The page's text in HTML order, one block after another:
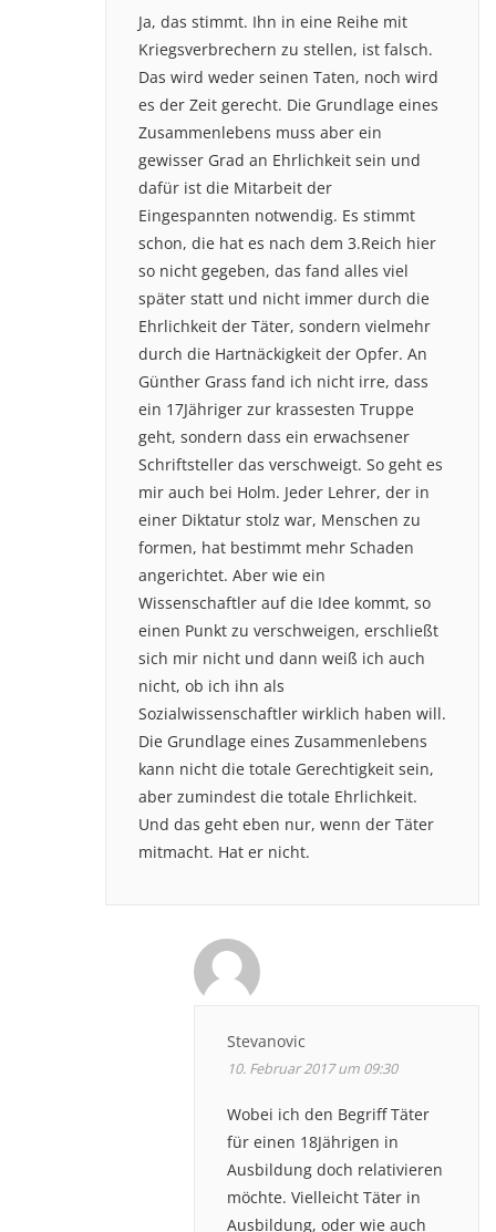
Ja, das stimmt. Ihn in eine Reihe mit
Kriegsverbrechern zu stellen, ist falsch.
Das wird weder seinen Taten, noch wird
es der Zeit gerecht. Die Grundlage eines
Zusammenlebens muss aber ein
gewisser Grad an Ehrlichkeit sein und
dafür ist die Mitarbeit der
Eingespannten notwendig. Es stimmt
schon, die hat es nach dem 3.Reich hier
so nicht gegeben, das fand alles viel
später statt und nicht immer durch die
Ehrlichkeit der Täter, sondern vielmehr
durch die Hartnäckigkeit der Opfer. An
Günther Grass fand ich nicht irre, dass
ein 17Jähriger zur krassesten Truppe
geht, sondern dass ein erwachsener
Schriftsteller das verschweigt. So geht es
mir auch bei Holm. Jeder Lehrer, der in
einer Diktatur stolz war, Menschen zu
formen, hat bestimmt mehr Schaden
angerichtet. Aber wie ein
Wissenschaftler auf die Idee kommt, so
einen Punkt zu verschweigen, erschließt
sich mir nicht und dann weiß ich auch
nicht, ob ich ihn als
Sozialwissenschaftler wirklich haben will.
Die Grundlage eines Zusammenlebens
kann nicht die totale Gerechtigkeit sein,
aber zumindest die totale Ehrlichkeit.
Und das geht eben nur, wenn der Täter
mitmacht. Hat er nicht.
Stevanovic
10. Februar 2017 um 09:30
Wobei ich den Begriff Täter
für einen 18Jährigen in
Ausbildung doch relativieren
möchte. Vielleicht Täter in
Ausbildung, oder wie auch